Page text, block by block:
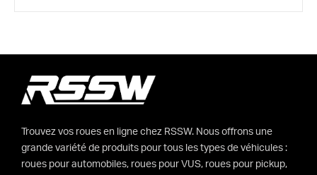
Trouvez vos roues en ligne chez RSSW. Nous offrons une
grande variété de produits pour tous les types de véhicules :
roues pour automobiles, roues pour VUS, roues pour pickup,